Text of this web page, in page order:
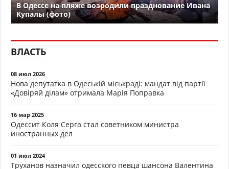
В Одессе на пляже возродили празднование Ивана
Купалы (фото)
ВЛАСТЬ
08 июл 2026
Нова депутатка в Одеській міськраді: мандат від партії
«Довіряй ділам» отримала Марія Поправка
16 мар 2025
Одессит Коля Серга стал советником министра
иностранных дел
01 июл 2024
Труханов назначил одесского певца шансона Валентина